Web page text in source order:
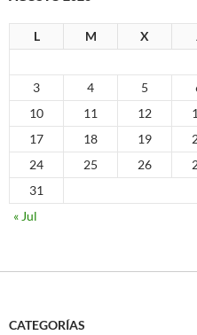
L M X
3
4 5
10
11 12
17
18 19
24
25 26
31
« Jul
CATEGORÍAS